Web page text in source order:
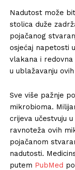
Nadutost može
stolica duže
pojačanog
osjećaj napetosti
vlakana i
u ublažavanju
Sve više pažnje
mikrobioma.
crijeva učestvuju
ravnoteža ovih
pojačanom
nadutosti.
putem PubMed